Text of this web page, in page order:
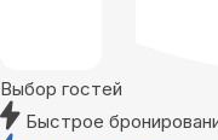
Выбор гостей
Быстрое